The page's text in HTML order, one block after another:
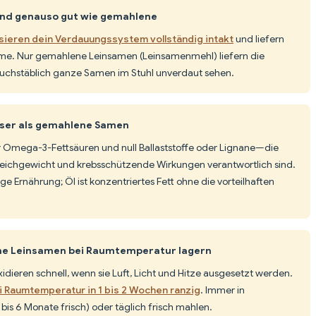
genauso gut wie gemahlene
dein Verdauungssystem vollständig intaktund liefern
Nur gemahlene Leinsamen (Leinsamenmehl) liefern die
ganze Samen im Stuhl unverdaut sehen.
als gemahlene Samen
Omega-3-Fettsäuren und null Ballaststoffe oder Lignane—die
und krebsschützende Wirkungen verantwortlich sind.
Ernährung; Öl ist konzentriertes Fett ohne die vorteilhaften
Leinsamen bei Raumtemperatur lagern
schnell, wenn sie Luft, Licht und Hitze ausgesetzt werden.
in 1 bis 2 Wochen ranzig. Immer in
6 Monate frisch) oder täglich frisch mahlen.